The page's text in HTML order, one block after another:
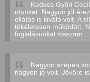
Kedves Győri
utunkat. Nagyon jól
ellátás is kiváló volt. A
tökéletesen működött.
foglalásunkat visszam...
Nagyon szépen
nagyon jó volt. Jövőre